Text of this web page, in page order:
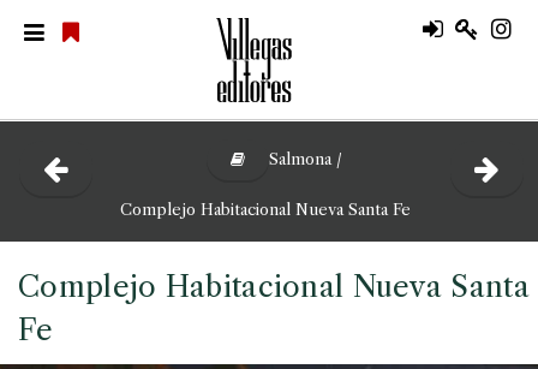
Salmona /
Complejo Habitacional Nueva Santa Fe
Complejo Habitacional Nueva Santa
Fe